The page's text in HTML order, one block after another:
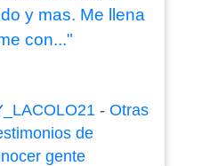
y mas. Me llena
con..."
- Otras
de
gente